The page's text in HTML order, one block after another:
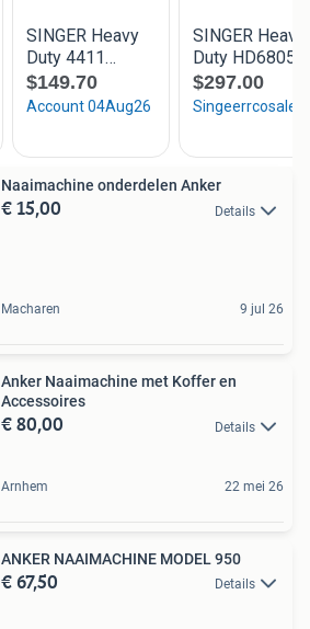
Naaimachine onderdelen Anker
€ 15,00 Details
Macharen 9 jul 26
Anker Naaimachine met Koffer en
Accessoires
€ 80,00 Details
Arnhem 22 mei 26
ANKER NAAIMACHINE MODEL 950
€ 67,50 Details